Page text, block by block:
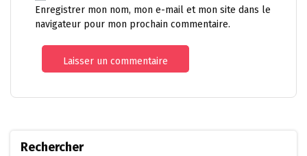
Enregistrer mon nom, mon e-mail et mon site dans le
navigateur pour mon prochain commentaire.
Rechercher